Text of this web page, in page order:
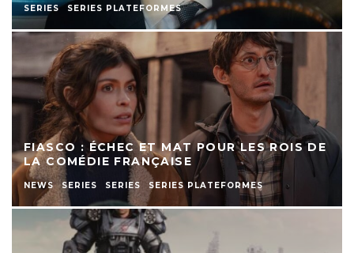
SERIES SERIES PLATEFORMES
FIASCO : ÉCHEC ET MAT POUR LES ROIS DE
LA COMÉDIE FRANÇAISE
NEWS SERIES SERIES SERIES PLATEFORMES